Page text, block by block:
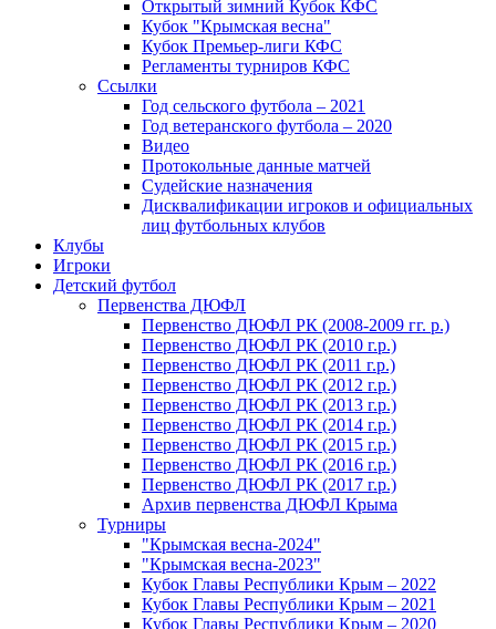
Открытый зимний Кубок КФС
Кубок "Крымская весна"
Кубок Премьер-лиги КФС
Регламенты турниров КФС
Ссылки
Год сельского футбола – 2021
Год ветеранского футбола – 2020
Видео
Протокольные данные матчей
Судейские назначения
Дисквалификации игроков и официальных
лиц футбольных клубов
Клубы
Игроки
Детский футбол
Первенства ДЮФЛ
Первенство ДЮФЛ РК (2008-2009 гг. р.)
Первенство ДЮФЛ РК (2010 г.р.)
Первенство ДЮФЛ РК (2011 г.р.)
Первенство ДЮФЛ РК (2012 г.р.)
Первенство ДЮФЛ РК (2013 г.р.)
Первенство ДЮФЛ РК (2014 г.р.)
Первенство ДЮФЛ РК (2015 г.р.)
Первенство ДЮФЛ РК (2016 г.р.)
Первенство ДЮФЛ РК (2017 г.р.)
Архив первенства ДЮФЛ Крыма
Турниры
"Крымская весна-2024"
"Крымская весна-2023"
Кубок Главы Республики Крым – 2022
Кубок Главы Республики Крым – 2021
Кубок Главы Республики Крым – 2020